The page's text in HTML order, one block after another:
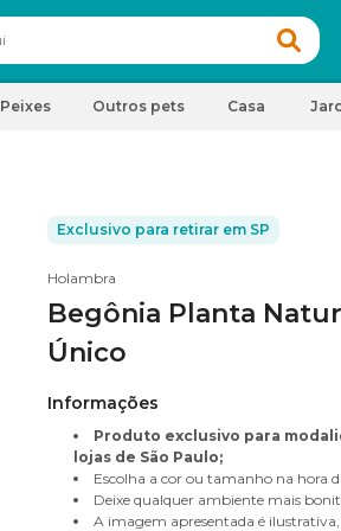
Peixes Outros pets Casa
Exclusivo para retirar em SP
Holambra
Begônia Planta
Único
Informações
Produto exclusivo para
lojas de São Paulo;
Escolha a cor ou tamanho na hora
Deixe qualquer ambiente mais
A imagem apresentada é